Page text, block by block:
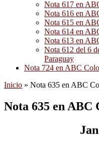
Nota 617 en
Nota 616 en
Nota 615 en
Nota 614 en
Nota 613 en
Nota 612 del 6
Paraguay
Nota 724 en ABC
Inicio » Nota 635 en ABC
Nota 635 en ABC